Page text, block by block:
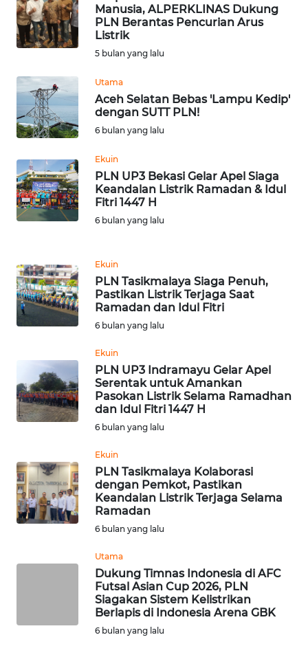
Manusia, ALPERKLINAS Dukung
PLN Berantas Pencurian Arus
Listrik
5 bulan yang lalu
Utama
Aceh Selatan Bebas 'Lampu Kedip'
dengan SUTT PLN!
6 bulan yang lalu
Ekuin
PLN UP3 Bekasi Gelar Apel Siaga
Keandalan Listrik Ramadan & Idul
Fitri 1447 H
6 bulan yang lalu
Ekuin
PLN Tasikmalaya Siaga Penuh,
Pastikan Listrik Terjaga Saat
Ramadan dan Idul Fitri
6 bulan yang lalu
Ekuin
PLN UP3 Indramayu Gelar Apel
Serentak untuk Amankan
Pasokan Listrik Selama Ramadhan
dan Idul Fitri 1447 H
6 bulan yang lalu
Ekuin
PLN Tasikmalaya Kolaborasi
dengan Pemkot, Pastikan
Keandalan Listrik Terjaga Selama
Ramadan
6 bulan yang lalu
Utama
Dukung Timnas Indonesia di AFC
Futsal Asian Cup 2026, PLN
Siagakan Sistem Kelistrikan
Berlapis di Indonesia Arena GBK
6 bulan yang lalu
WN
SULUT
WN
MALUKU
WN
WN
DAIRI
TOBA
WN
NIAS
LANGKAT
WN
TAPANULI
WN
TANJUNG
LESUNG